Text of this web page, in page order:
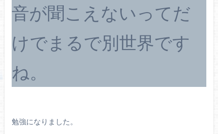
音が聞こえないってだ
けでまるで別世界です
ね。
勉強になりました。